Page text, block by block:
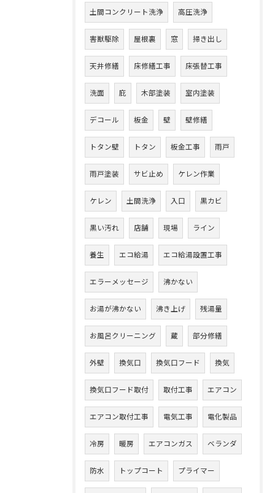
土間コンクリート洗浄 高圧洗浄
害獣駆除 屋根裏 窓 掃き出し
天井修繕 床修繕工事 床張替工事
洗面 庇 木部塗装 室内塗装
デコール 板金 壁 壁修繕
トタン壁 トタン 板金工事 雨戸
雨戸塗装 サビ止め ケレン作業
ケレン 土間洗浄 入口 黒カビ
黒い汚れ 店舗 現場 ライン
養生 エコ給湯 エコ給湯設置工事
エラーメッセージ 沸かない
お湯が沸かない 沸き上げ 残湯量
お風呂クリーニング 蔵 部分修繕
外壁 換気口 換気口フード 換気
換気口フード取付 取付工事 エアコン
エアコン取付工事 電気工事 電化製品
冷房 暖房 エアコンガス ベランダ
防水 トップコート プライマー